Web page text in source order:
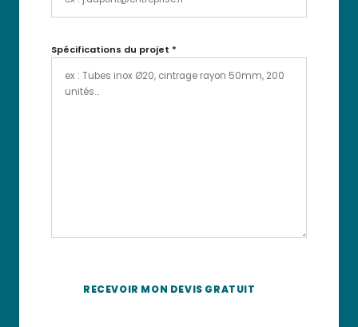
Spécifications du projet *